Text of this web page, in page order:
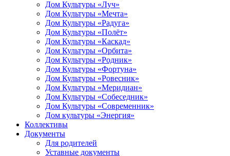
Дом Культуры «Луч»
Дом Культуры «Мечта»
Дом Культуры «Радуга»
Дом Культуры «Полёт»
Дом Культуры «Каскад»
Дом Культуры «Орбита»
Дом Культуры «Родник»
Дом Культуры «Фортуна»
Дом Культуры «Ровесник»
Дом Культуры «Меридиан»
Дом Культуры «Собеседник»
Дом Культуры «Современник»
Дом культуры «Энергия»
Коллективы
Документы
Для родителей
Уставные документы